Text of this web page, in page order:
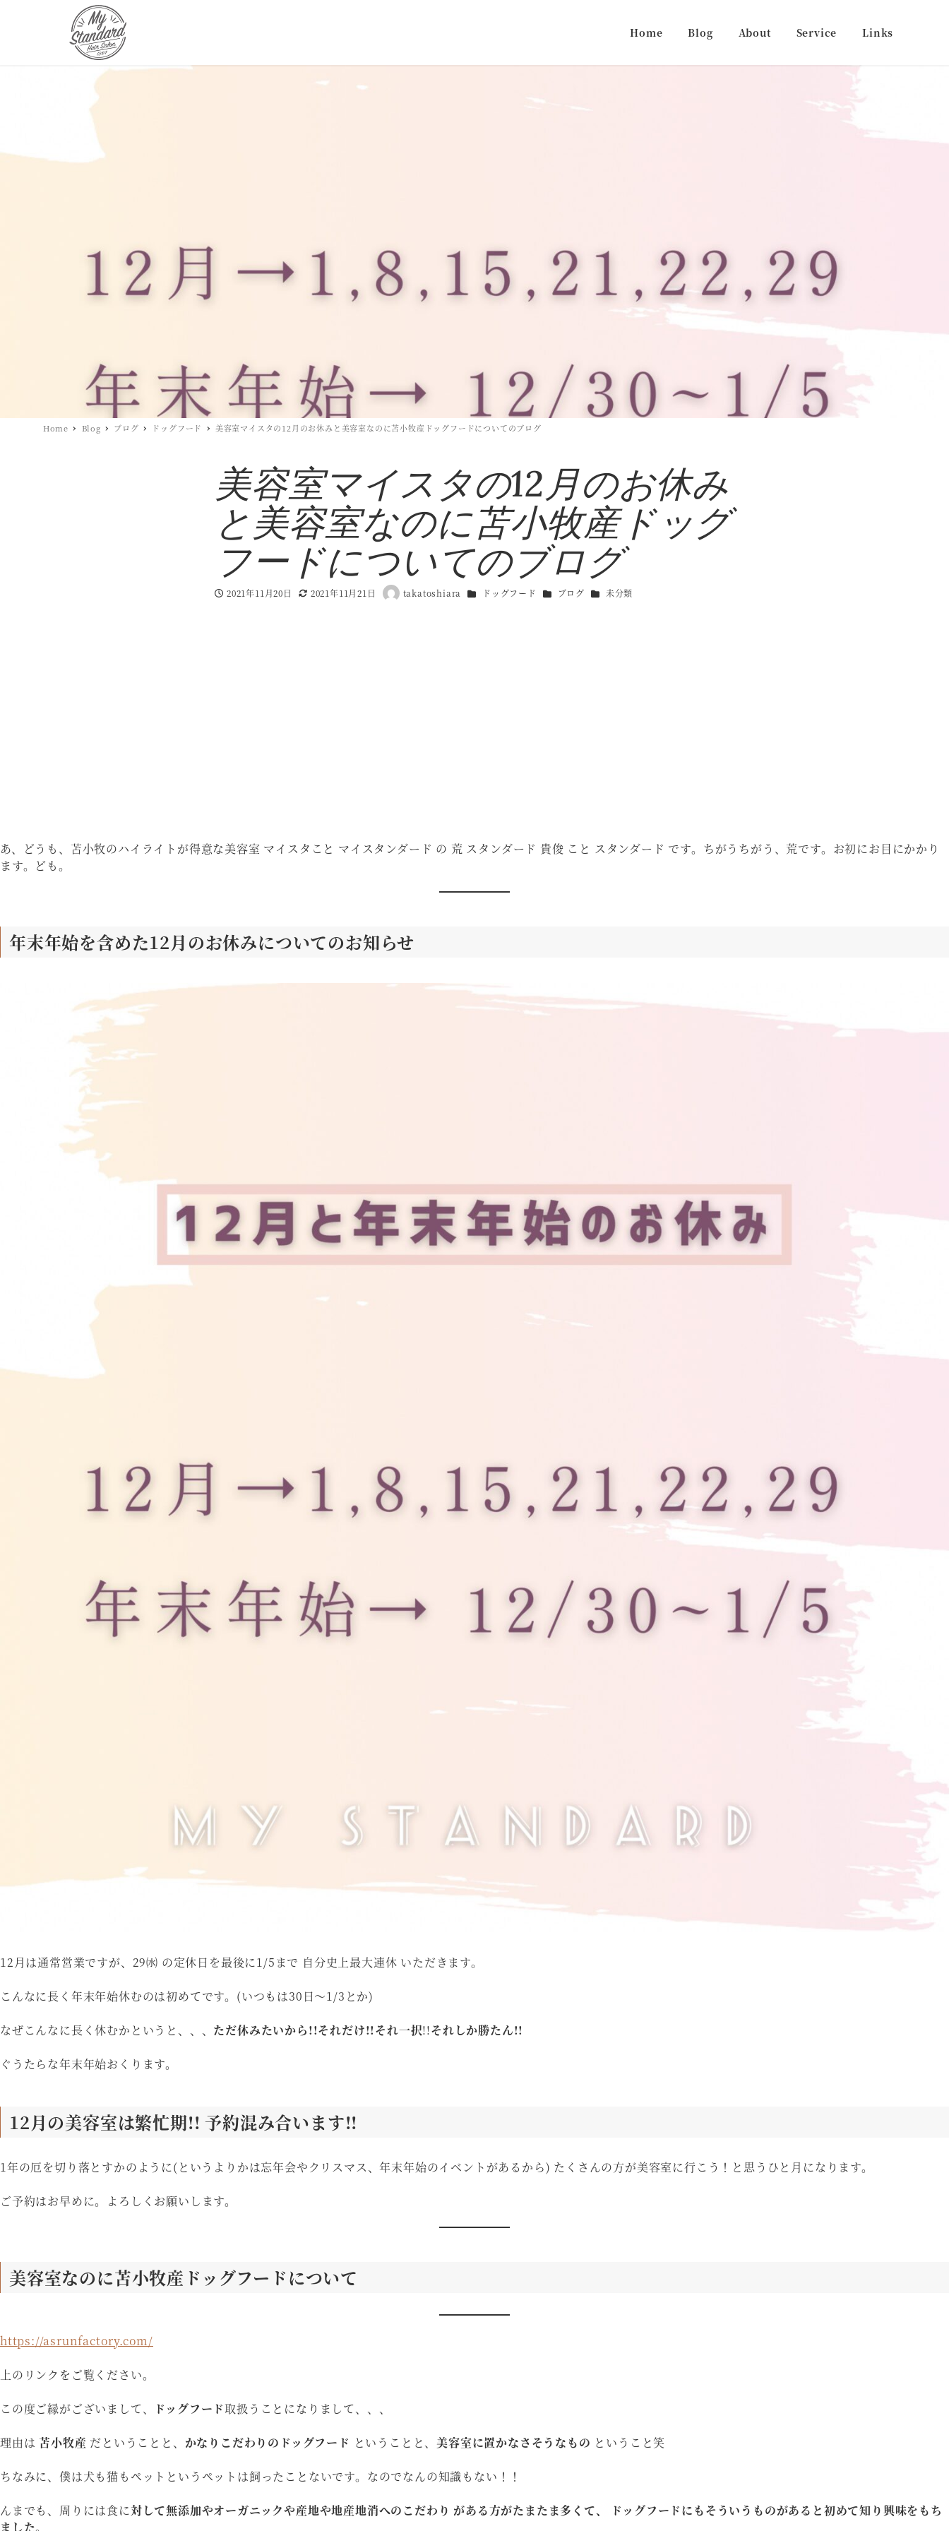
Home Blog About Service Links
Home Blog ブログ ドッグフード 美容室マイスタの12月のお休みと美容室なのに苫小牧産ドッグフードについてのブログ
美容室マイスタの12月のお休み
と美容室なのに苫小牧産ドッグ
フードについてのブログ
投稿日2021年11月20日 更新日2021年11月21日
著
takatoshiara カテゴリー
ドッグフード カテゴリー
ブログ カテゴリー
未分類
あ、どうも、苫小牧のハイライトが得意な美容室 マイスタこと マイスタンダード の 荒 スタンダード 貴俊 こと スタンダード です。ちがうちがう、荒です。お初にお目にかかり
ます。ども。
年末年始を含めた12月のお休みについてのお知らせ
12月は通常営業ですが、29㈬ の定休日を最後に1/5まで 自分史上最大連休 いただきます。
こんなに長く年末年始休むのは初めてです。(いつもは30日〜1/3とか)
なぜこんなに長く休むかというと、、、 ただ休みたいから!!それだけ!!それ一択!!それしか勝たん!!
ぐうたらな年末年始おくります。
12月の美容室は繁忙期!! 予約混み合います!!
1年の厄を切り落とすかのように(というよりかは忘年会やクリスマス、年末年始のイベントがあるから) たくさんの方が美容室に行こう！と思うひと月になります。
ご予約はお早めに。よろしくお願いします。
美容室なのに苫小牧産ドッグフードについて
https://asrunfactory.com/
上のリンクをご覧ください。
この度ご縁がございまして、 ドッグフード取扱うことになりまして、、、
理由は苫小牧産 だということと、 かなりこだわりのドッグフード ということと、美容室に置かなさそうなもの ということ笑
ちなみに、僕は犬も猫もペットというペットは飼ったことないです。なのでなんの知識もない！！
んまでも、周りには食に対して無添加やオーガニックや産地や地産地消へのこだわり がある方がたまたま多くて、 ドッグフードにもそういうものがあると初めて知り興味をもち
ました。